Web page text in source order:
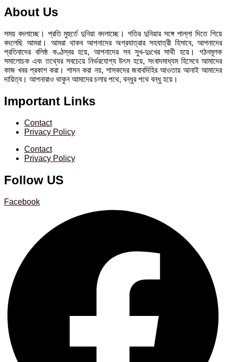
About Us
সময় বদলাচ্ছে। প্রতি মুহুর্তে দুনিয়া বদলাচ্ছে। গতির দুনিয়ার সঙ্গে পাল্লা দিতে গিয়ে
বদলেছি আমরা। আমরা থাকব আপনাদের অগ্রযাত্রার সহযাত্রী হিসাবে, আপনাদের
প্রতিবাদের বলিষ্ঠ কণ্ঠস্বর হয়ে, আপনাদের সব সুখ-দুঃখের সাথী হয়ে। গঠনমূলক
সমালোচক এবং তথ্যের সবচেয়ে নির্ভরযোগ্য উ‍ৎস হয়ে, সংবাদমাধ্যম হিসেবে আমাদের
কাজ খবর প্রকাশ করা। শাসন করা নয়, শাসকদের জবাবদিহির আওতায় আনাই আমাদের
দায়িত্ব। আপনারাও থাকুন আমাদের চলার পথে, বন্ধুর পথে বন্ধু হয়ে।
Important Links
Contact
Privacy Policy
Contact
Privacy Policy
Follow US
Facebook